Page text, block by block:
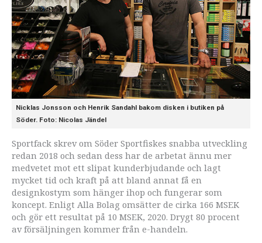
Nicklas Jonsson och Henrik Sandahl bakom disken i butiken på
Söder. Foto: Nicolas Jändel
Sportfack skrev om Söder Sportfiskes snabba utveckling
redan 2018 och sedan dess har de arbetat ännu mer
medvetet mot ett slipat kunderbjudande och lagt
mycket tid och kraft på att bland annat få en
designkostym som hänger ihop och fungerar som
koncept. Enligt Alla Bolag omsätter de cirka 166 MSEK
och gör ett resultat på 10 MSEK, 2020. Drygt 80 procent
av försäljningen kommer från e-handeln.